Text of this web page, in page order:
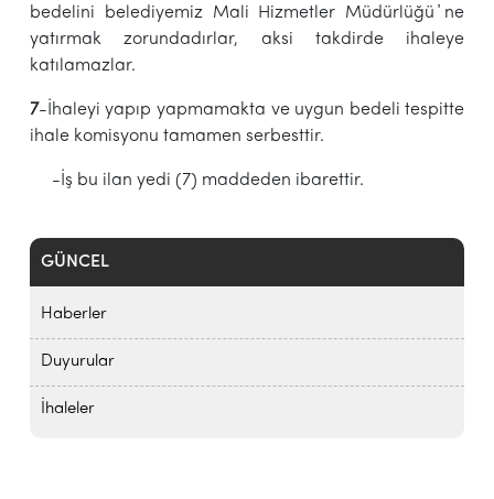
GÜNCEL
Haberler
Duyurular
İhaleler
bedelini belediyemiz Mali Hizmetler Müdürlüğü ҆ne
yatırmak zorundadırlar, aksi takdirde ihaleye
katılamazlar.
7-İhaleyi yapıp yapmamakta ve uygun bedeli tespitte
ihale komisyonu tamamen serbesttir.
-İş bu ilan yedi (7) maddeden ibarettir.